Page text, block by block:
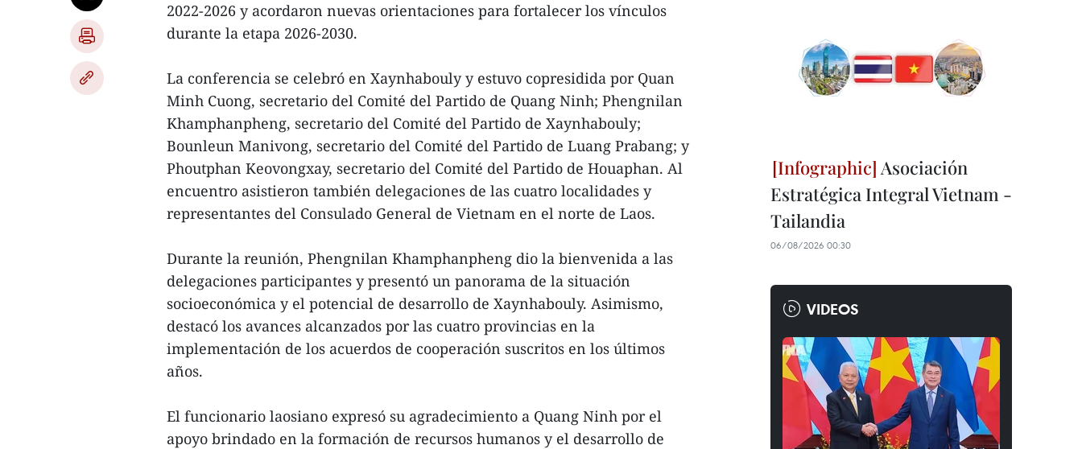
2022-2026 y acordaron nuevas orientaciones para fortalecer los vínculos
durante la etapa 2026-2030.
La conferencia se celebró en Xaynhabouly y estuvo copresidida por Quan
Minh Cuong, secretario del Comité del Partido de Quang Ninh; Phengnilan
Khamphanpheng, secretario del Comité del Partido de Xaynhabouly;
Bounleun Manivong, secretario del Comité del Partido de Luang Prabang; y
Phoutphan Keovongxay, secretario del Comité del Partido de Houaphan. Al
encuentro asistieron también delegaciones de las cuatro localidades y
representantes del Consulado General de Vietnam en el norte de Laos.
Durante la reunión, Phengnilan Khamphanpheng dio la bienvenida a las
delegaciones participantes y presentó un panorama de la situación
socioeconómica y el potencial de desarrollo de Xaynhabouly. Asimismo,
destacó los avances alcanzados por las cuatro provincias en la
implementación de los acuerdos de cooperación suscritos en los últimos
años.
El funcionario laosiano expresó su agradecimiento a Quang Ninh por el
apoyo brindado en la formación de recursos humanos y el desarrollo de
Asociación
Estratégica Integral Vietnam -
Tailandia
06/08/2026 00:30
VIDEOS